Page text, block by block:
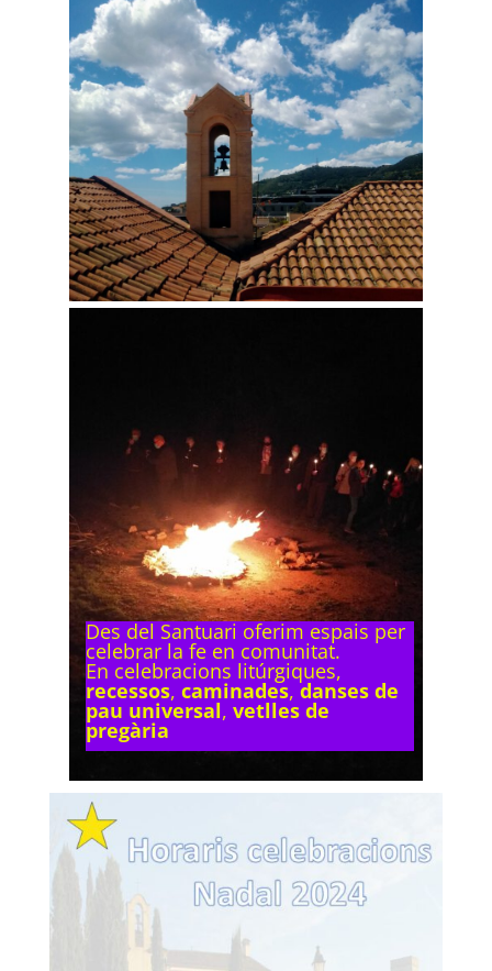
Des del Santuari oferim espais per
celebrar la fe en comunitat.
En celebracions litúrgiques,
recessos, caminades, danses de
pau universal, vetlles de
pregària